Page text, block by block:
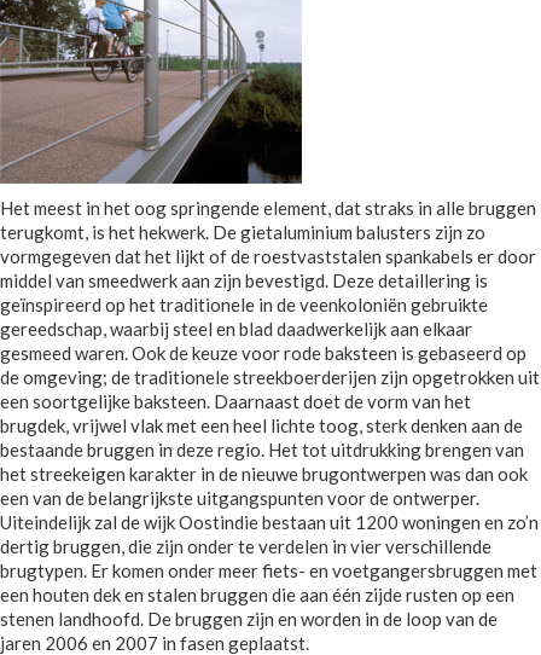
Het meest in het oog springende element, dat straks in alle bruggen
terugkomt, is het hekwerk. De gietaluminium balusters zijn zo
vormgegeven dat het lijkt of de roestvaststalen spankabels er door
middel van smeedwerk aan zijn bevestigd. Deze detaillering is
geïnspireerd op het traditionele in de veenkoloniën gebruikte
gereedschap, waarbij steel en blad daadwerkelijk aan elkaar
gesmeed waren. Ook de keuze voor rode baksteen is gebaseerd op
de omgeving; de traditionele streekboerderijen zijn opgetrokken uit
een soortgelijke baksteen. Daarnaast doet de vorm van het
brugdek, vrijwel vlak met een heel lichte toog, sterk denken aan de
bestaande bruggen in deze regio. Het tot uitdrukking brengen van
het streekeigen karakter in de nieuwe brugontwerpen was dan ook
een van de belangrijkste uitgangspunten voor de ontwerper.
Uiteindelijk zal de wijk Oostindie bestaan uit 1200 woningen en zo’n
dertig bruggen, die zijn onder te verdelen in vier verschillende
brugtypen. Er komen onder meer fiets- en voetgangersbruggen met
een houten dek en stalen bruggen die aan één zijde rusten op een
stenen landhoofd. De bruggen zijn en worden in de loop van de
jaren 2006 en 2007 in fasen geplaatst.